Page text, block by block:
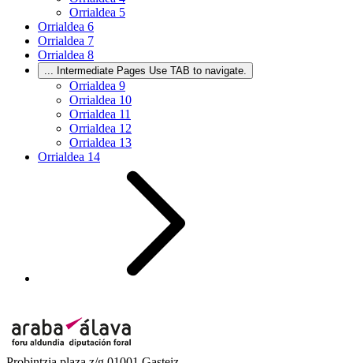
Orrialdea 5
Orrialdea 6
Orrialdea 7
Orrialdea 8
... Intermediate Pages Use TAB to navigate.
Orrialdea 9
Orrialdea 10
Orrialdea 11
Orrialdea 12
Orrialdea 13
Orrialdea 14